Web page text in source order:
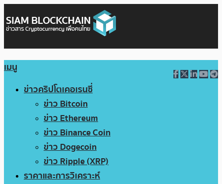
เมนู
ข่าวคริปโตเคอเรนซี่
ข่าว Bitcoin
ข่าว Ethereum
ข่าว Binance Coin
ข่าว Dogecoin
ข่าว Ripple (XRP)
ราคาและการวิเคราะห์